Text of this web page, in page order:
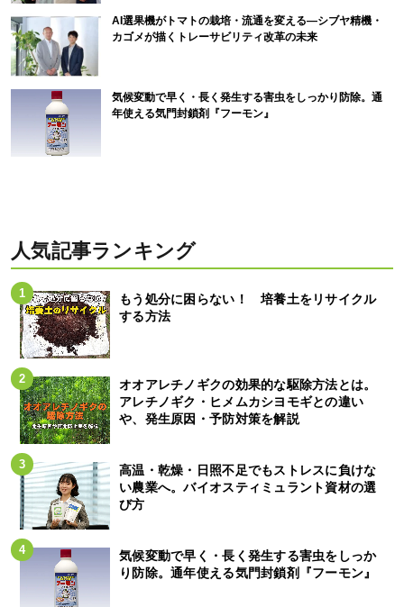
AI選果機がトマトの栽培・流通を変える―シブヤ精機・
カゴメが描くトレーサビリティ改革の未来
気候変動で早く・長く発生する害虫をしっかり防除。通
年使える気門封鎖剤『フーモン』
人気記事ランキング
もう処分に困らない！ 培養土をリサイクル
する方法
オオアレチノギクの効果的な駆除方法とは。
アレチノギク・ヒメムカシヨモギとの違い
や、発生原因・予防対策を解説
高温・乾燥・日照不足でもストレスに負けな
い農業へ。バイオスティミュラント資材の選
び方
気候変動で早く・長く発生する害虫をしっか
り防除。通年使える気門封鎖剤『フーモン』